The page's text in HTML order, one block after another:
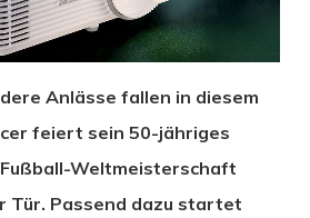
Anlässe fallen in diesem
feiert sein 50-jähriges
Weltmeisterschaft
Tür. Passend dazu startet